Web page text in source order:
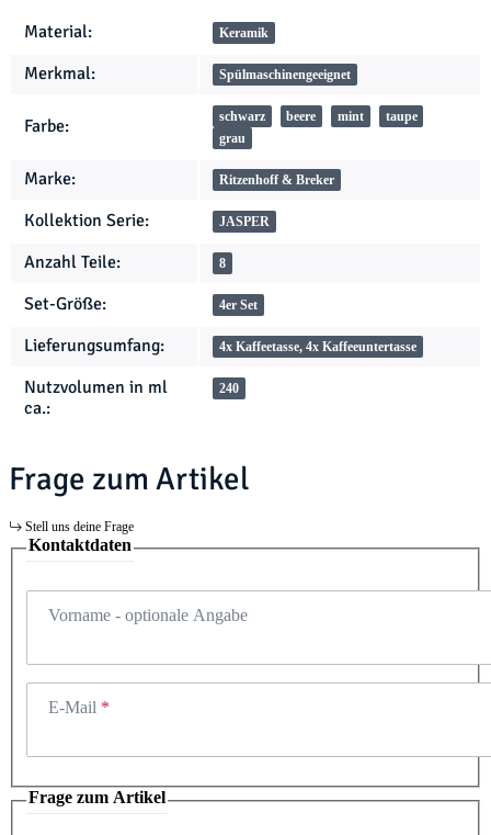
Produkteigenschaft
Wert
Material: Keramik
Merkmal: Spülmaschinengeeignet
Farbe: schwarz beere mint
taupe
grau
Marke: Ritzenhoff & Breker
Kollektion Serie: JASPER
Anzahl Teile: 8
Set-Größe: 4er Set
Lieferungsumfang: 4x Kaffeetasse, 4x Kaffeeuntertasse
Nutzvolumen in ml
ca.:
240
Frage zum Artikel
Stell uns deine Frage
Kontaktdaten
Vorname - optionale Angabe
E-Mail
Frage zum Artikel